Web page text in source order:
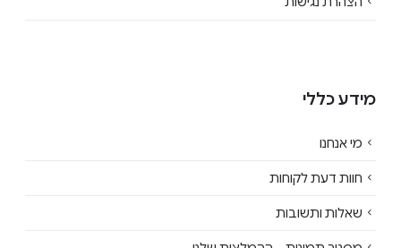
מידע כללי
מי אנחנו
חוות דעת לקוחות
שאלות ותשובות